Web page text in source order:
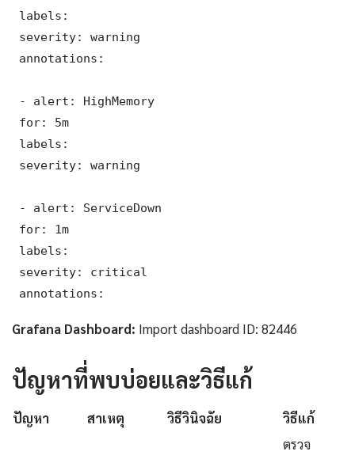
labels:
severity: warning
annotations:
- alert: HighMemory
for: 5m
labels:
severity: warning
- alert: ServiceDown
for: 1m
labels:
severity: critical
annotations:
Grafana Dashboard: Import dashboard ID: 82446
ปัญหาที่พบบ่อยและวิธีแก้
ปัญหา สาเหตุ วิธีวินิจฉัย วิธีแก้
ตรวจ